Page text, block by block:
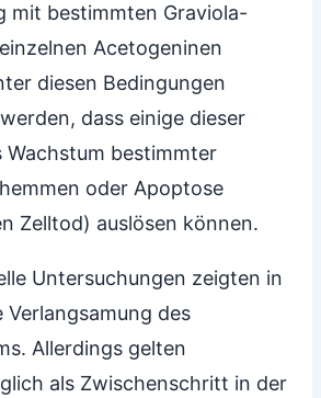
mit bestimmten Graviola-
Acetogeninen
diesen Bedingungen
dass einige dieser
Wachstum bestimmter
oder Apoptose
Zelltod) auslösen können.
Untersuchungen zeigten in
Verlangsamung des
Allerdings gelten
als Zwischenschritt in der